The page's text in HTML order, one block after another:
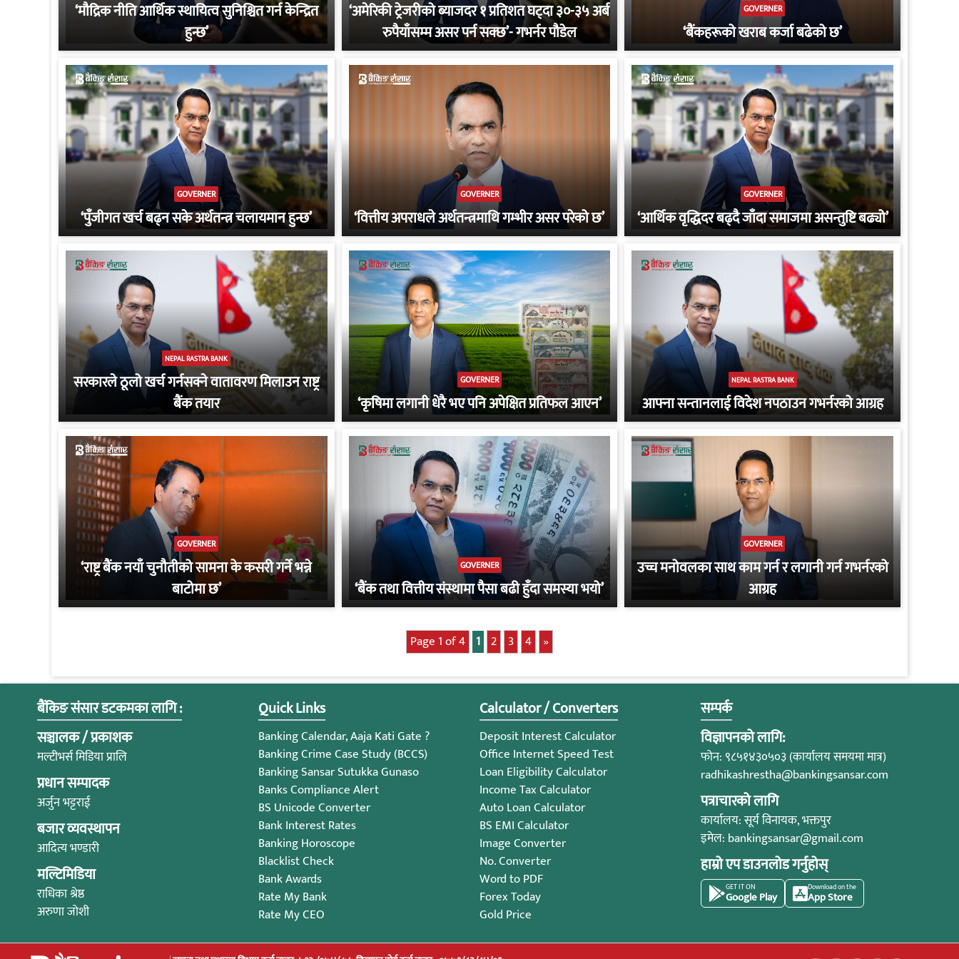
‘मौद्रिक नीति आर्थिक स्थायित्व सुनिश्चित गर्न केन्द्रित
हुन्छ’
‘अमेरिकी ट्रेजरीको ब्याजदर १ प्रतिशत घट्दा ३०-३५ अर्ब
रुपैयाँसम्म असर पर्न सक्छ’- गभर्नर पौडेल
GOVERNER
‘बैंकहरूको खराब कर्जा बढेको छ’
GOVERNER
‘पुँजीगत खर्च बढ्न सके अर्थतन्त्र चलायमान हुन्छ’
GOVERNER
‘वित्तीय अपराधले अर्थतन्त्रमाथि गम्भीर असर परेको छ’
GOVERNER
‘आर्थिक वृद्धिदर बढ्दै जाँदा समाजमा असन्तुष्टि बढ्यो’
NEPAL RASTRA BANK
सरकारले ठूलो खर्च गर्नसक्ने वातावरण मिलाउन राष्ट्र
बैंक तयार
GOVERNER
‘कृषिमा लगानी धेरै भए पनि अपेक्षित प्रतिफल आएन’
NEPAL RASTRA BANK
आफ्ना सन्तानलाई विदेश नपठाउन गभर्नरको आग्रह
GOVERNER
‘राष्ट्र बैंक नयाँ चुनौतीको सामना के कसरी गर्ने भन्ने
बाटोमा छ’
GOVERNER
‘बैंक तथा वित्तीय संस्थामा पैसा बढी हुँदा समस्या भयो’
GOVERNER
उच्च मनोवलका साथ काम गर्न र लगानी गर्न गभर्नरको
आग्रह
Page 1 of 4 1 2 3 4 »
बैंकिङ संसार डटकमका लागि :
सञ्चालक / प्रकाशक
मल्टीभर्स मिडिया प्रालि
प्रधान सम्पादक
अर्जुन भट्टराई
बजार व्यवस्थापन
आदित्य भण्डारी
मल्टिमिडिया
राधिका श्रेष्ठ
अरुणा जोशी
Quick Links
Banking Calendar, Aaja Kati Gate ?
Banking Crime Case Study (BCCS)
Banking Sansar Sutukka Gunaso
Banks Compliance Alert
BS Unicode Converter
Bank Interest Rates
Banking Horoscope
Blacklist Check
Bank Awards
Rate My Bank
Rate My CEO
Calculator / Converters
Deposit Interest Calculator
Office Internet Speed Test
Loan Eligibility Calculator
Income Tax Calculator
Auto Loan Calculator
BS EMI Calculator
Image Converter
No. Converter
Word to PDF
Forex Today
Gold Price
सम्पर्क
विज्ञापनको लागि:
फोन: ९८५१४३०५०३ (कार्यालय समयमा मात्र)
radhikashrestha@bankingsansar.com
पत्राचारको लागि
कार्यालय: सूर्य विनायक, भक्तपुर
इमेल: bankingsansar@gmail.com
हाम्रो एप डाउनलोड गर्नुहोस्
GET IT ON
Google Play
Download on the
App Store